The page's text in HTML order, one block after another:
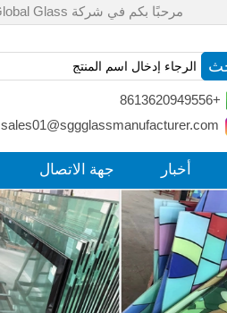
مرحبًا بكم في شركة Shenzhen Sun Global Glass
+8613620949556
sales01@sggglassmanufacturer.com
أخبار جهة الاتصال